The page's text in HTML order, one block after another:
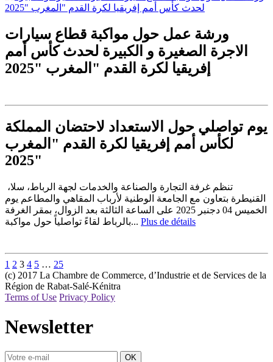
ورشة عمل حول مواكبة قطاع سيارات
الاجرة الصغيرة و الكبيرة لحدث كأس أمم
إفريقيا لكرة القدم "المغرب "2025
يوم تواصلي حول الاستعداد لاحتضان المملكة
لكأس أمم إفريقيا لكرة القدم "المغرب
2025"
القنيطرة بتعاون مع الجامعة الوطنية لأرباب المقاهي والمطاعم يوم
الخميس 04 دجنبر 2025 على الساعة الثالثة بعد الزوال، بمقر الغرفة
بالرباط لقاءً تواصلياً حول مواكبة... Plus de détails
1 2 3 4 5 … 25
(c) 2017 La Chambre de Commerce, d’Industrie et de Services de la
Région de Rabat-Salé-Kénitra
Terms of Use Privacy Policy
Newsletter
OK